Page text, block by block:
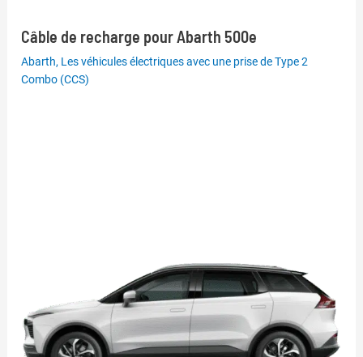
Câble de recharge pour Abarth 500e
Abarth, Les véhicules électriques avec une prise de Type 2
Combo (CCS)